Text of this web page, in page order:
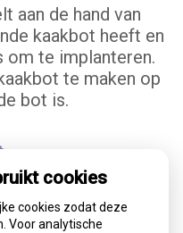
aan de hand van
kaakbot heeft en
te implanteren.
te maken op
bot is.
cookies
cookies zodat deze
Voor analytische